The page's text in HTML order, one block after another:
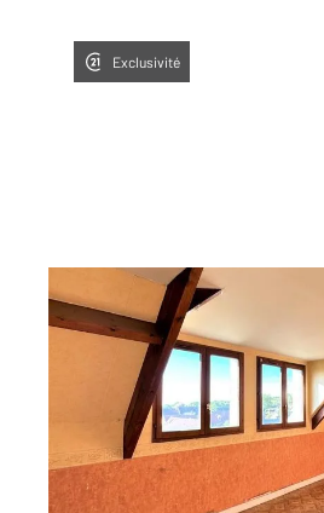
Exclusivité
ISSOU 78
50,66 m2, 3 pièces
Ref : 5472
Appartement F3 à louer
820 €
par mois charges comprises
Visiter le site dédié